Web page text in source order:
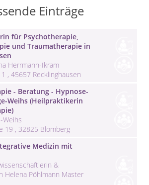
Einträge
für Psychotherapie,
und Traumatherapie in
Herrmann-Ikram
, 45657 Recklinghausen
- Beratung - Hypnose-
Weihs (Heilpraktikerin
Weihs
19 , 32825 Blomberg
Medizin mit
&
Helena Pöhlmann Master